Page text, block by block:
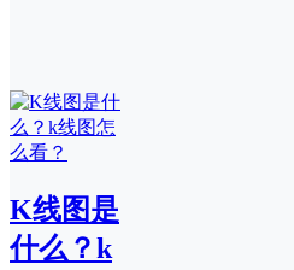
K线图是
什么？k